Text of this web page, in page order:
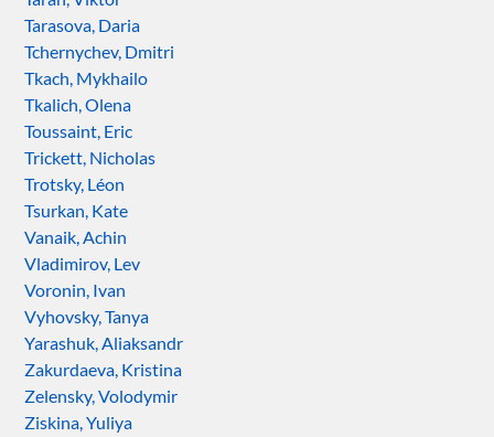
Tarasova, Daria
Tchernychev, Dmitri
Tkach, Mykhailo
Tkalich, Olena
Toussaint, Eric
Trickett, Nicholas
Trotsky, Léon
Tsurkan, Kate
Vanaik, Achin
Vladimirov, Lev
Voronin, Ivan
Vyhovsky, Tanya
Yarashuk, Aliaksandr
Zakurdaeva, Kristina
Zelensky, Volodymir
Ziskina, Yuliya